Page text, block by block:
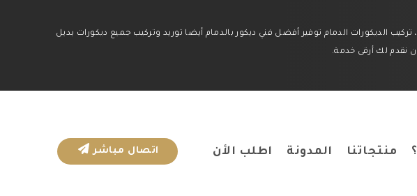
الديكورات الدمام توفير أفضل فني ديكور بالدمام أيضا توريد وتركيب جميع ديكورات بديل
نقدم لك أرقى خدمة.
منتجاتنا المدونة اطلب الأن اتصال مباشر